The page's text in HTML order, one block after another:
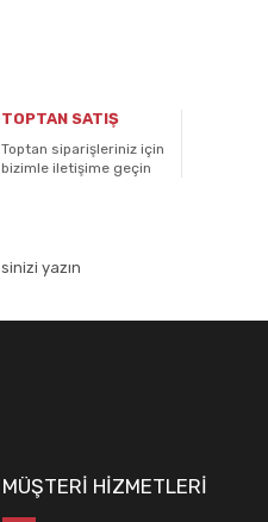
TOPTAN SATIŞ
Toptan siparişleriniz için
bizimle iletişime geçin
MÜŞTERİ HİZMETLERİ